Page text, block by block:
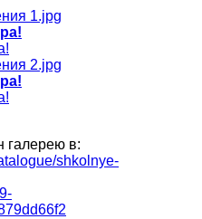
галерею в:
shkolnye-